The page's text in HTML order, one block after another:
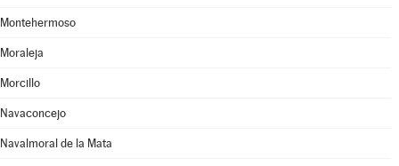
Montehermoso
Moraleja
Morcillo
Navaconcejo
Navalmoral de la Mata